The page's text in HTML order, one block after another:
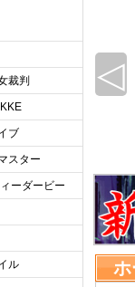
◁
ホ
裁判
ブ
スター
ーダービー
ル